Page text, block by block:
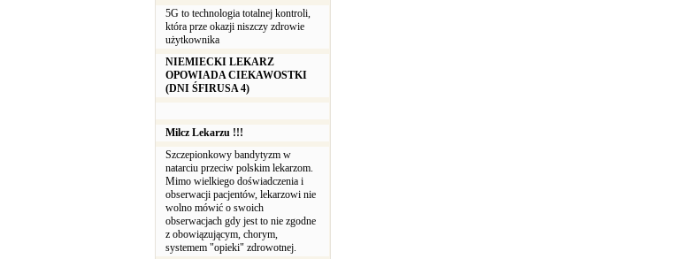
5G to technologia totalnej kontroli,
która prze okazji niszczy zdrowie
użytkownika
NIEMIECKI LEKARZ
OPOWIADA CIEKAWOSTKI
(DNI ŚFIRUSA 4)
Milcz Lekarzu !!!
Szczepionkowy bandytyzm w
natarciu przeciw polskim lekarzom.
Mimo wielkiego doświadczenia i
obserwacji pacjentów, lekarzowi nie
wolno mówić o swoich
obserwacjach gdy jest to nie zgodne
z obowiązującym, chorym,
systemem "opieki" zdrowotnej.